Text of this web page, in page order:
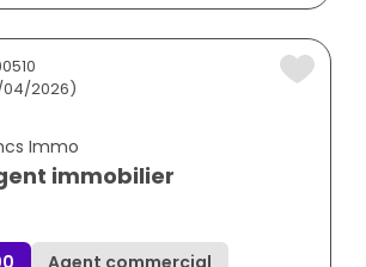
04/2026)
Immo
immobilier
Agent commercial